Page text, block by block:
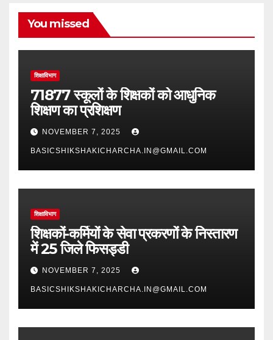
You missed
शिक्षाविभाग
71877 स्कूलों के शिक्षकों को आधुनिक
शिक्षण का प्रशिक्षण
NOVEMBER 7, 2025
BASICSHIKSHAKICHARCHA.IN@GMAIL.COM
शिक्षाविभाग
शिक्षकों-कर्मियों के सेवा प्रकरणों के निस्तारण
में 25 जिले फिसड्डी
NOVEMBER 7, 2025
BASICSHIKSHAKICHARCHA.IN@GMAIL.COM